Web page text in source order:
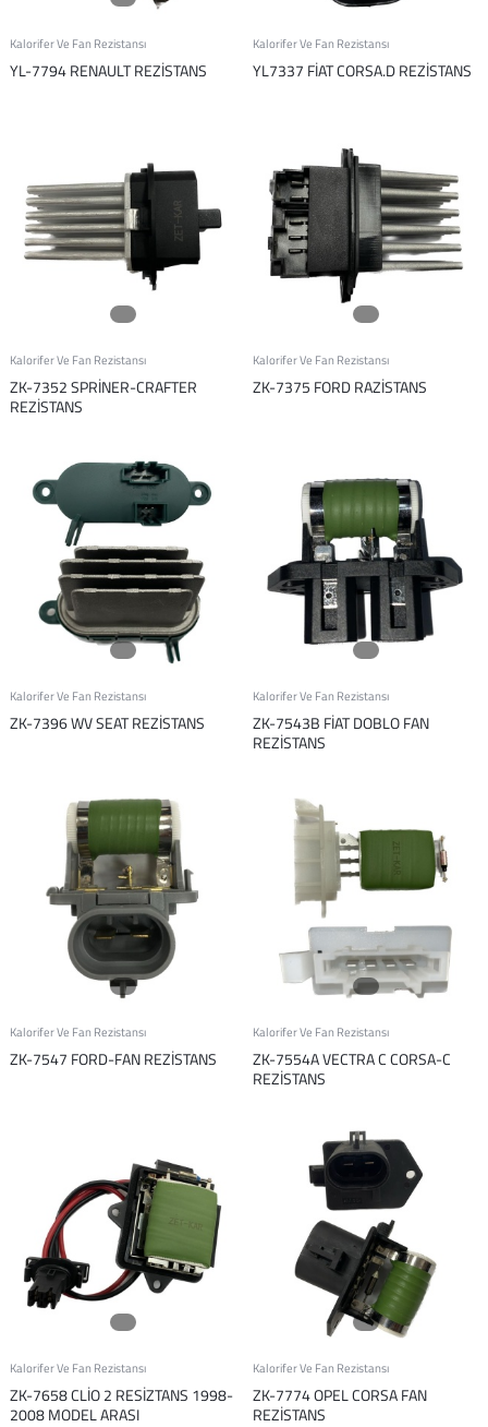
Kalorifer Ve Fan Rezistansı
YL-7794 RENAULT REZİSTANS
Kalorifer Ve Fan Rezistansı
YL7337 FİAT CORSA.D REZİSTANS
Kalorifer Ve Fan Rezistansı
ZK-7352 SPRİNER-CRAFTER
REZİSTANS
Kalorifer Ve Fan Rezistansı
ZK-7375 FORD RAZİSTANS
Kalorifer Ve Fan Rezistansı
ZK-7396 WV SEAT REZİSTANS
Kalorifer Ve Fan Rezistansı
ZK-7543B FİAT DOBLO FAN
REZİSTANS
Kalorifer Ve Fan Rezistansı
ZK-7547 FORD-FAN REZİSTANS
Kalorifer Ve Fan Rezistansı
ZK-7554A VECTRA C CORSA-C
REZİSTANS
Kalorifer Ve Fan Rezistansı
ZK-7658 CLİO 2 RESİZTANS 1998-
2008 MODEL ARASI
Kalorifer Ve Fan Rezistansı
ZK-7774 OPEL CORSA FAN
REZİSTANS